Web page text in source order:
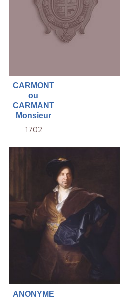
CARMONT
ou
CARMANT
Monsieur
1702
ANONYME